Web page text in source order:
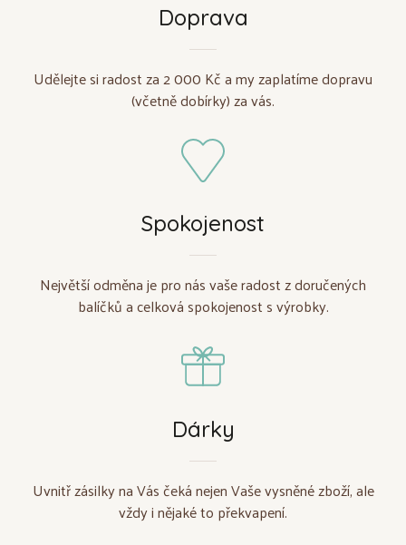
Doprava
Udělejte si radost za 2 000 Kč a my zaplatíme dopravu
(včetně dobírky) za vás.
Spokojenost
Největší odměna je pro nás vaše radost z doručených
balíčků a celková spokojenost s výrobky.
Dárky
Uvnitř zásilky na Vás čeká nejen Vaše vysněné zboží, ale
vždy i nějaké to překvapení.